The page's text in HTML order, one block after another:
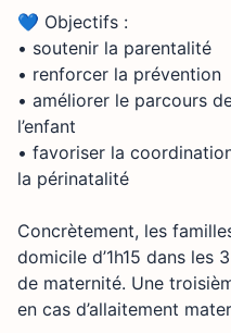
💙 Objectifs :
• soutenir la parentalité
• renforcer la prévention
• améliorer le parcours
l’enfant
• favoriser la
la périnatalité
Concrètement, les
domicile d’1h15 dans les
de maternité. Une
en cas d’allaitement